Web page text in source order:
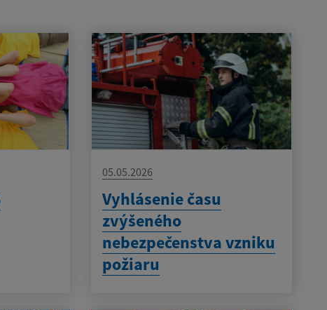
05.05.2026
Vyhlásenie času
zvýšeného
nebezpečenstva vzniku
požiaru